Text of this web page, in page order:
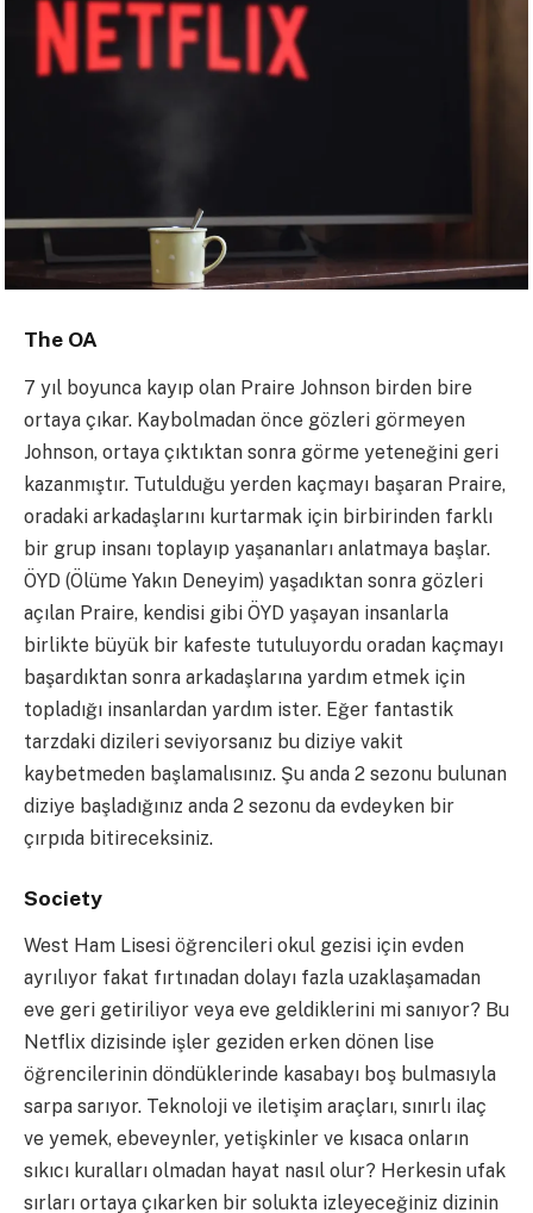
The OA
7 yıl boyunca kayıp olan Praire Johnson birden bire
ortaya çıkar. Kaybolmadan önce gözleri görmeyen
Johnson, ortaya çıktıktan sonra görme yeteneğini geri
kazanmıştır. Tutulduğu yerden kaçmayı başaran Praire,
oradaki arkadaşlarını kurtarmak için birbirinden farklı
bir grup insanı toplayıp yaşananları anlatmaya başlar.
ÖYD (Ölüme Yakın Deneyim) yaşadıktan sonra gözleri
açılan Praire, kendisi gibi ÖYD yaşayan insanlarla
birlikte büyük bir kafeste tutuluyordu oradan kaçmayı
başardıktan sonra arkadaşlarına yardım etmek için
topladığı insanlardan yardım ister. Eğer fantastik
tarzdaki dizileri seviyorsanız bu diziye vakit
kaybetmeden başlamalısınız. Şu anda 2 sezonu bulunan
diziye başladığınız anda 2 sezonu da evdeyken bir
çırpıda bitireceksiniz.
Society
West Ham Lisesi öğrencileri okul gezisi için evden
ayrılıyor fakat fırtınadan dolayı fazla uzaklaşamadan
eve geri getiriliyor veya eve geldiklerini mi sanıyor? Bu
Netflix dizisinde işler geziden erken dönen lise
öğrencilerinin döndüklerinde kasabayı boş bulmasıyla
sarpa sarıyor. Teknoloji ve iletişim araçları, sınırlı ilaç
ve yemek, ebeveynler, yetişkinler ve kısaca onların
sıkıcı kuralları olmadan hayat nasıl olur? Herkesin ufak
sırları ortaya çıkarken bir solukta izleyeceğiniz dizinin